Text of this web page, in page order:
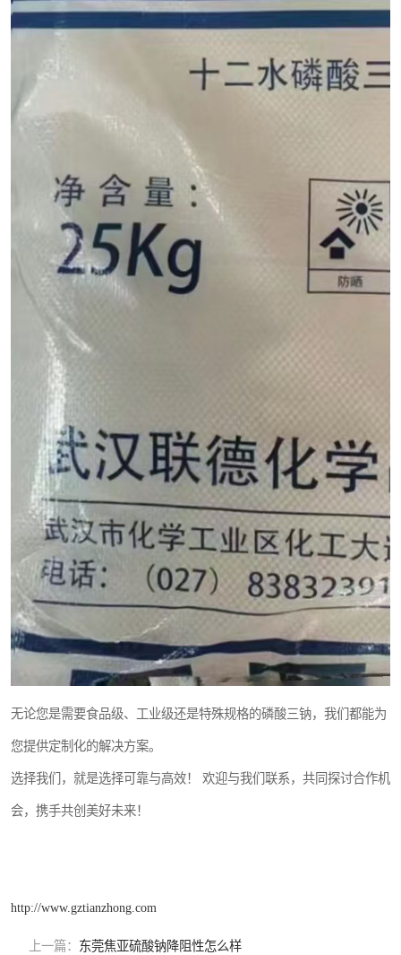
无论您是需要食品级、工业级还是特殊规格的磷酸三钠，我们都能为
您提供定制化的解决方案。
选择我们，就是选择可靠与高效！ 欢迎与我们联系，共同探讨合作机
会，携手共创美好未来！
http://www.gztianzhong.com
上一篇： 东莞焦亚硫酸钠降阻性怎么样